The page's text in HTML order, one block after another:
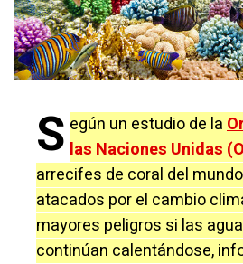
S egún un estudio de la
las Naciones Unidas
arrecifes de coral del
atacados por el cambio
mayores peligros si las
continúan calentándose,